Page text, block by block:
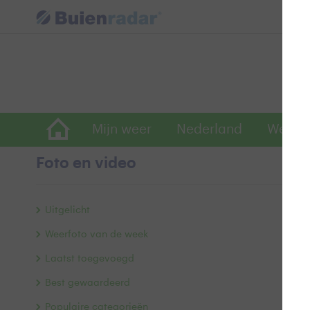
Mijn weer Nederland
Foto en video
Uitgelicht
Weerfoto van de week
Laatst toegevoegd
Best gewaardeerd
Populaire categorieën